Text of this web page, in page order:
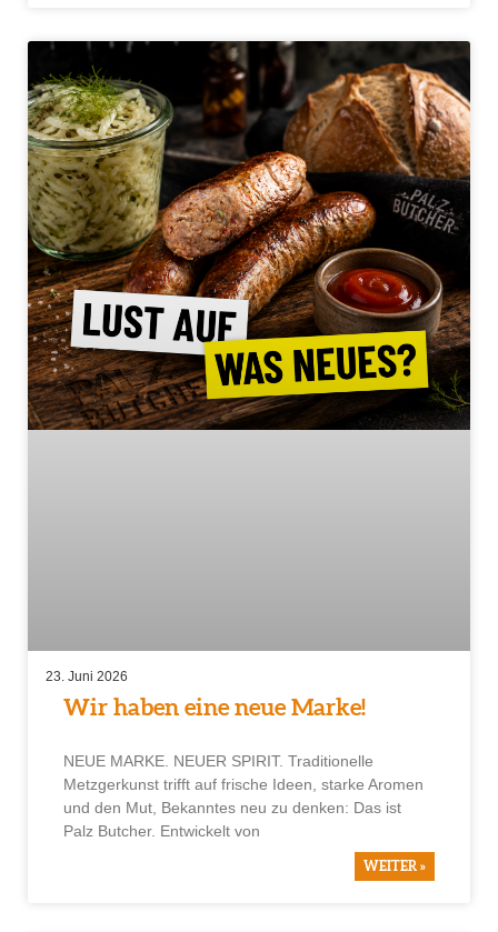
Wir haben eine neue Marke!
NEUE MARKE. NEUER SPIRIT. Traditionelle
Metzgerkunst trifft auf frische Ideen, starke Aromen
und den Mut, Bekanntes neu zu denken: Das ist
Palz Butcher. Entwickelt von
WEITER »
23. Juni 2026